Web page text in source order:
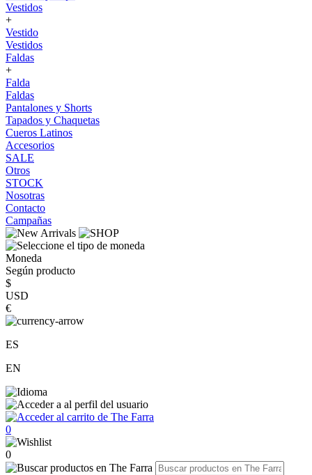
Vestidos
+
Vestido
Vestidos
Faldas
+
Falda
Faldas
Pantalones y Shorts
Tapados y Chaquetas
Cueros Latinos
Accesorios
SALE
Otros
STOCK
Nosotras
Contacto
Campañas
Moneda
Según producto
$
USD
€
ES
EN
0
0